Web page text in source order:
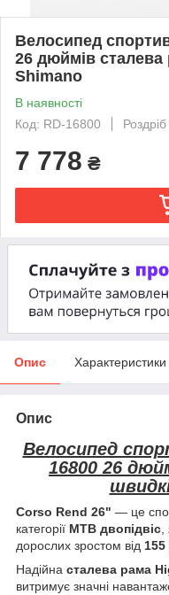
Велосипед
26 дюймів сталева
Shimano
В наявності
Код: RD-16800
Роздріб
7 778 ₴
Опис Характеристики
Опис
Велосипед
16800 26
Corso Rend 26" — це
категорії МТВ двопідвіс,
дорослих зростом від 155
Надійна сталева рама
витримує значні